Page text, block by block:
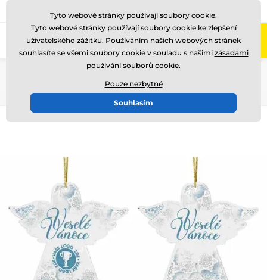
Zavolejte nám (Po-Pá 8-17)
Tyto webové stránky používají soubory cookie.
Tyto webové stránky používají soubory cookie ke zlepšení
uživatelského zážitku. Používáním našich webových stránek
souhlasíte se všemi soubory cookie v souladu s našimi zásadami
používání souborů cookie.
Pouze nezbytné
Souhlasím